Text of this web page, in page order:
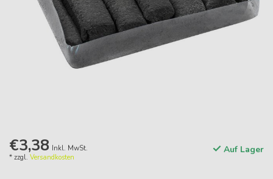
€3,38 Inkl. MwSt.
* zzgl. Versandkosten
Auf Lager